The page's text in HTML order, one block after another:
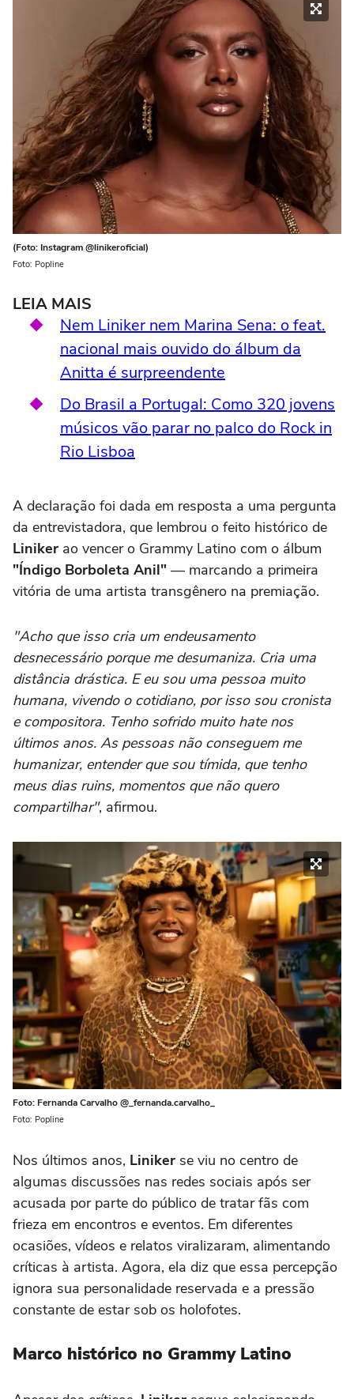
(Foto: Instagram @linikeroficial)
Foto: Popline
LEIA MAIS
Nem Liniker nem Marina Sena: o feat.
nacional mais ouvido do álbum da
Anitta é surpreendente
Do Brasil a Portugal: Como 320 jovens
músicos vão parar no palco do Rock in
Rio Lisboa
A declaração foi dada em resposta a uma pergunta
da entrevistadora, que lembrou o feito histórico de
Liniker ao vencer o Grammy Latino com o álbum
"Índigo Borboleta Anil" — marcando a primeira
vitória de uma artista transgênero na premiação.
"Acho que isso cria um endeusamento
desnecessário porque me desumaniza. Cria uma
distância drástica. E eu sou uma pessoa muito
humana, vivendo o cotidiano, por isso sou cronista
e compositora. Tenho sofrido muito hate nos
últimos anos. As pessoas não conseguem me
humanizar, entender que sou tímida, que tenho
meus dias ruins, momentos que não quero
compartilhar", afirmou.
Foto: Fernanda Carvalho @_fernanda.carvalho_
Foto: Popline
Nos últimos anos, Liniker se viu no centro de
algumas discussões nas redes sociais após ser
acusada por parte do público de tratar fãs com
frieza em encontros e eventos. Em diferentes
ocasiões, vídeos e relatos viralizaram, alimentando
críticas à artista. Agora, ela diz que essa percepção
ignora sua personalidade reservada e a pressão
constante de estar sob os holofotes.
Marco histórico no Grammy Latino